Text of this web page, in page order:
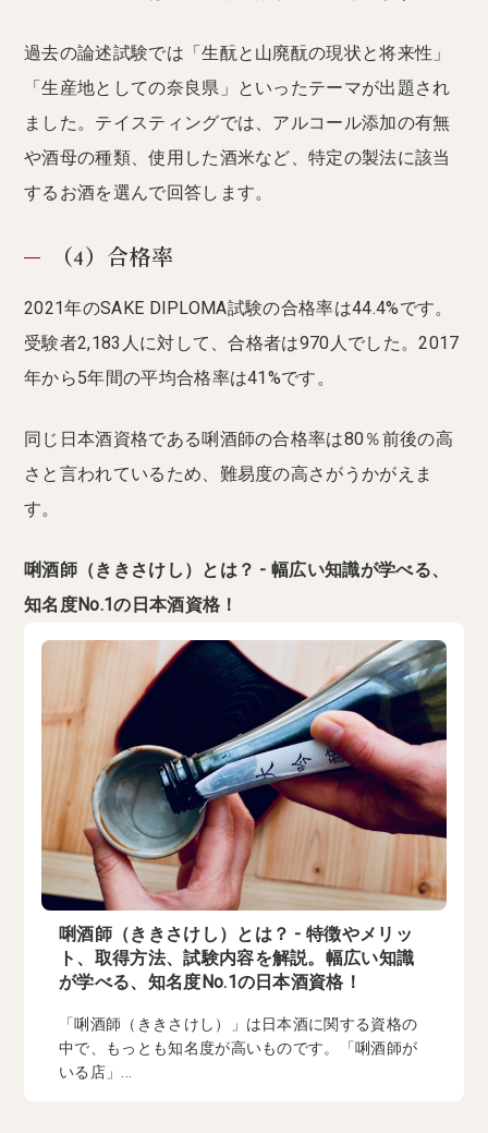
過去の論述試験では「生酛と山廃酛の現状と将来性」
「生産地としての奈良県」といったテーマが出題され
ました。テイスティングでは、アルコール添加の有無
や酒母の種類、使用した酒米など、特定の製法に該当
するお酒を選んで回答します。
（4）合格率
2021年のSAKE DIPLOMA試験の合格率は44.4%です。
受験者2,183人に対して、合格者は970人でした。2017
年から5年間の平均合格率は41%です。
同じ日本酒資格である唎酒師の合格率は80％前後の高
さと言われているため、難易度の高さがうかがえま
す。
唎酒師（ききさけし）とは？ - 幅広い知識が学べる、
知名度No.1の日本酒資格！
唎酒師（ききさけし）とは？ - 特徴やメリッ
ト、取得方法、試験内容を解説。幅広い知識
が学べる、知名度No.1の日本酒資格！
「唎酒師（ききさけし）」は日本酒に関する資格の
中で、もっとも知名度が高いものです。「唎酒師が
いる店」...